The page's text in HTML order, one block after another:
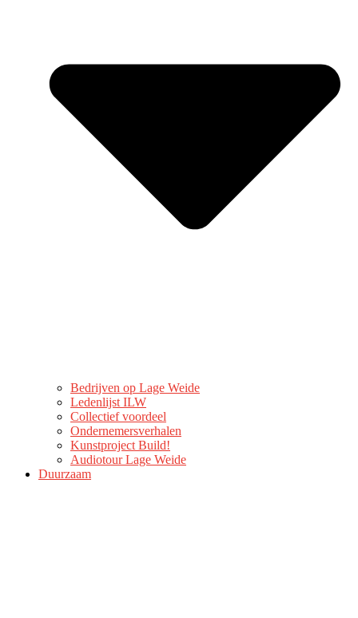
Bedrijven op Lage Weide
Ledenlijst ILW
Collectief voordeel
Ondernemersverhalen
Kunstproject Build!
Audiotour Lage Weide
Duurzaam